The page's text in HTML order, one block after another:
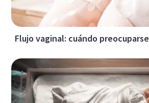
Flujo vaginal: cuándo preocuparse